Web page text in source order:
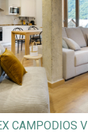
CAMPODIOS